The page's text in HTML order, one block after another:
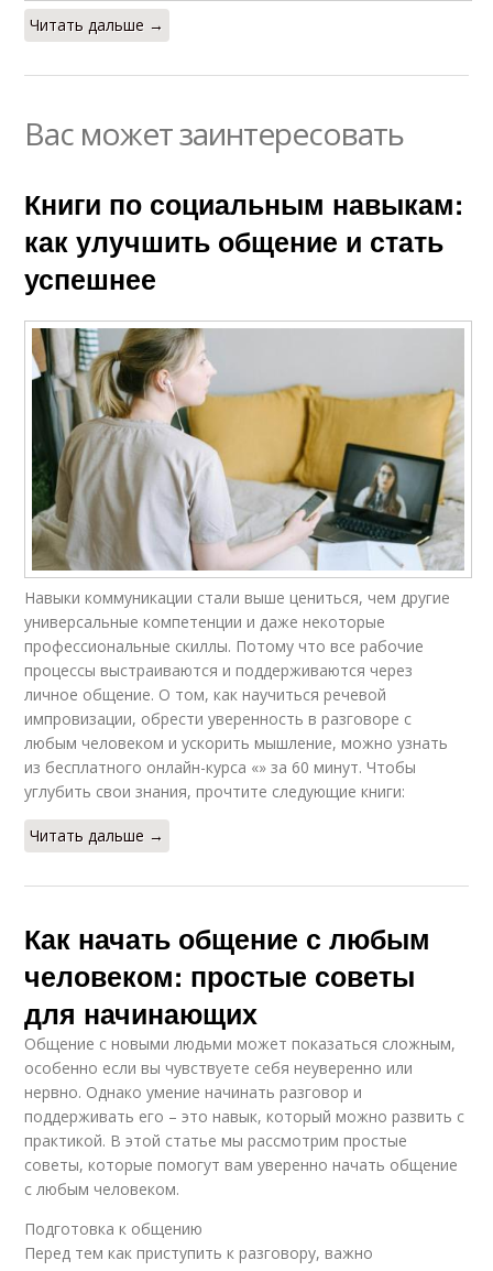
Читать дальше →
Вас может заинтересовать
Книги по социальным навыкам:
как улучшить общение и стать
успешнее
Навыки коммуникации стали выше цениться, чем другие
универсальные компетенции и даже некоторые
профессиональные скиллы. Потому что все рабочие
процессы выстраиваются и поддерживаются через
личное общение. О том, как научиться речевой
импровизации, обрести уверенность в разговоре с
любым человеком и ускорить мышление, можно узнать
из бесплатного онлайн-курса «» за 60 минут. Чтобы
углубить свои знания, прочтите следующие книги:
Читать дальше →
Как начать общение с любым
человеком: простые советы
для начинающих
Общение с новыми людьми может показаться сложным,
особенно если вы чувствуете себя неуверенно или
нервно. Однако умение начинать разговор и
поддерживать его – это навык, который можно развить с
практикой. В этой статье мы рассмотрим простые
советы, которые помогут вам уверенно начать общение
с любым человеком.
Подготовка к общению
Перед тем как приступить к разговору, важно